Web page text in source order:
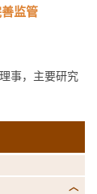
监管
事，主要研究